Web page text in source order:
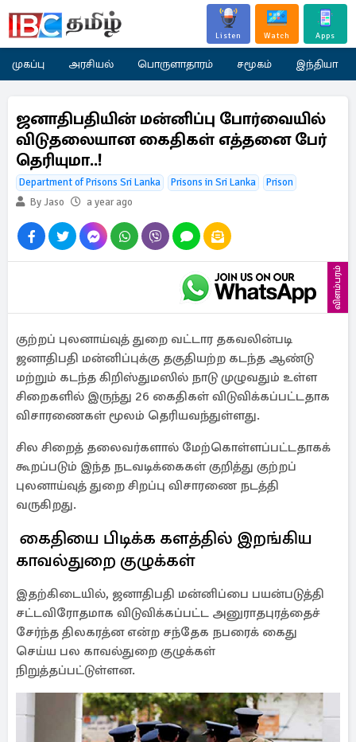
Listen Watch Apps
முகப்பு அரசியல் பொருளாதாரம் சமூகம் இந்தியா
ஜனாதிபதியின் மன்னிப்பு போர்வையில்
விடுதலையான கைதிகள் எத்தனை பேர்
தெரியுமா..!
Department of Prisons Sri Lanka Prisons in Sri Lanka
Prison
By Jaso
a year ago
விளம்பரம்
குற்றப் புலனாய்வுத் துறை வட்டார தகவலின்படி
ஜனாதிபதி மன்னிப்புக்கு தகுதியற்ற கடந்த ஆண்டு
மற்றும் கடந்த கிறிஸ்துமஸில் நாடு முழுவதும் உள்ள
சிறைகளில் இருந்து 26 கைதிகள் விடுவிக்கப்பட்டதாக
விசாரணைகள் மூலம் தெரியவந்துள்ளது.
சில சிறைத் தலைவர்களால் மேற்கொள்ளப்பட்டதாகக்
கூறப்படும் இந்த நடவடிக்கைகள் குறித்து குற்றப்
புலனாய்வுத் துறை சிறப்பு விசாரணை நடத்தி
வருகிறது.
கைதியை பிடிக்க களத்தில் இறங்கிய
காவல்துறை குழுக்கள்
இதற்கிடையில், ஜனாதிபதி மன்னிப்பை பயன்படுத்தி
சட்டவிரோதமாக விடுவிக்கப்பட்ட அனுராதபுரத்தைச்
சேர்ந்த திலகரத்ன என்ற சந்தேக நபரைக் கைது
செய்ய பல காவல்துறை குழுக்கள்
நிறுத்தப்பட்டுள்ளன.